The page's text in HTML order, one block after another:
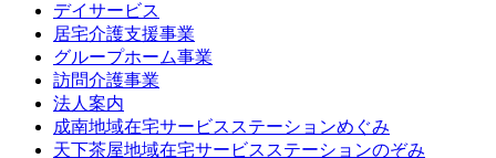
デイサービス
居宅介護支援事業
グループホーム事業
訪問介護事業
法人案内
成南地域在宅サービスステーションめぐみ
天下茶屋地域在宅サービスステーションのぞみ